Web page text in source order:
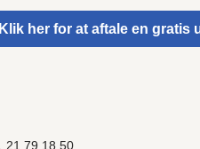
Klik her for at aftale en gratis
21 79 18 50